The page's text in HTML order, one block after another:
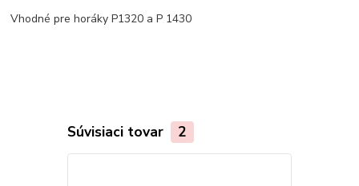
Vhodné pre horáky P1320 a P 1430
Súvisiaci tovar 2